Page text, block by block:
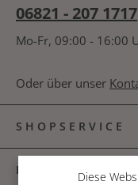
06821 - 207 1717
Mo-Fr, 09:00 - 16:00
Oder über unser
SHOPSERVICE
Diese